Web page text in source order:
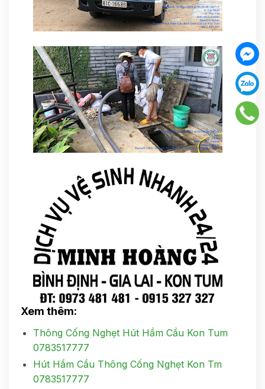
Xem thêm:
Thông Cống Nghẹt Hút Hầm Cầu Kon Tum
0783517777
Hút Hầm Cầu Thông Cống Nghẹt Kon Tm
0783517777